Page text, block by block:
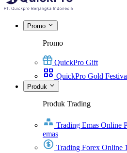
Promo
Promo
QuickPro Gift
QuickPro Gold
Produk
Produk Trading
Trading Emas Online
emas
Trading Forex Online